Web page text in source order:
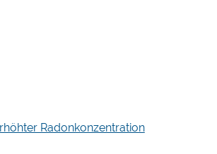
Radonkonzentration